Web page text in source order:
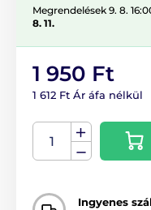
Megrendelések 9. 8.
8. 11.
1 950 Ft
1 612 Ft Ár áfa nélkül
Ingyenes